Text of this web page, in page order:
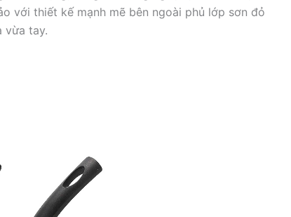
với thiết kế mạnh mẽ bên ngoài phủ lớp sơn đỏ
vừa tay.